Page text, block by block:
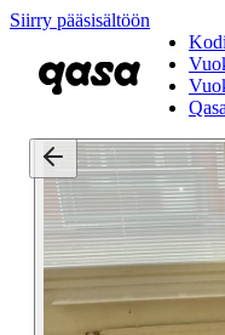
Siirry pääsisältöön